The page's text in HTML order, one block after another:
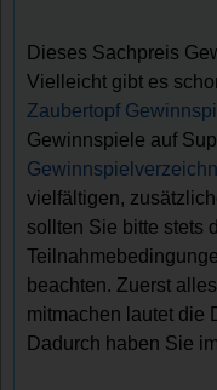
Dieses Sachpreis
Vielleicht gibt es
Zaubertopf
Gewinnspiele auf
vielfältigen,
sollten Sie bitte stets
beachten. Zuerst
mitmachen lautet die
Dadurch haben Sie